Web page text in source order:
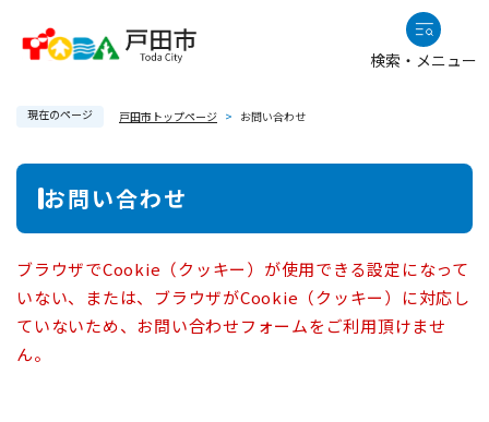
検索・メニュー
現在のページ 戸田市トップページ > お問い合わせ
本
お問い合わせ
ブラウザでCookie（クッキー）が使用できる設定になって
いない、または、ブラウザがCookie（クッキー）に対応し
ていないため、お問い合わせフォームをご利用頂けませ
ん。